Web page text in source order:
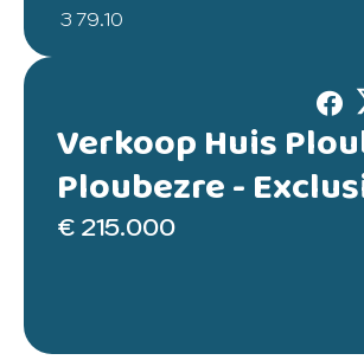
3 79.10
Verkoop Huis
Ploubezre -
€ 215.000